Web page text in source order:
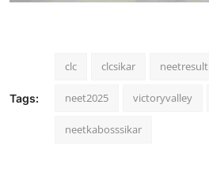
Tags:
clc clcsikar neetresult
neet2025 victoryvalley
neetkabosssikar